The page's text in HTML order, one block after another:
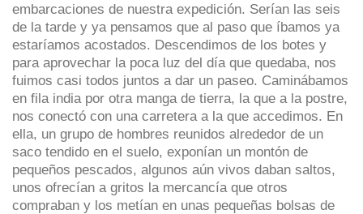
embarcaciones de nuestra expedición. Serían las seis
de la tarde y ya pensamos que al paso que íbamos ya
estaríamos acostados. Descendimos de los botes y
para aprovechar la poca luz del día que quedaba, nos
fuimos casi todos juntos a dar un paseo. Caminábamos
en fila india por otra manga de tierra, la que a la postre,
nos conectó con una carretera a la que accedimos. En
ella, un grupo de hombres reunidos alrededor de un
saco tendido en el suelo, exponían un montón de
pequeños pescados, algunos aún vivos daban saltos,
unos ofrecían a gritos la mercancía que otros
compraban y los metían en unas pequeñas bolsas de